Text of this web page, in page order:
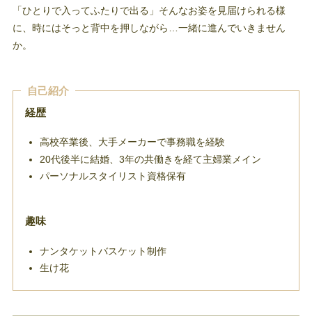
「ひとりで入ってふたりで出る」そんなお姿を見届けられる様
に、時にはそっと背中を押しながら…一緒に進んでいきません
か。
自己紹介
経歴
高校卒業後、大手メーカーで事務職を経験
20代後半に結婚、3年の共働きを経て主婦業メイン
パーソナルスタイリスト資格保有
趣味
ナンタケットバスケット制作
生け花